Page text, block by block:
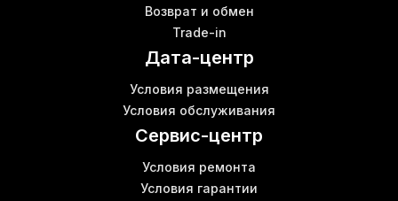
Асик s19 pro цена
Майнинг криптовалют
Возврат и обмен
Trade-in
Дата-центр
Условия размещения
Условия обслуживания
Сервис-центр
Условия ремонта
Условия гарантии